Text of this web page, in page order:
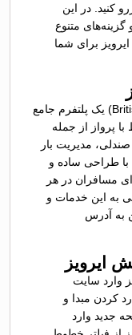
کنید. در این
متنوع
برای شما
سایت اینترنتی بریتیش ایرویز (British Airways) یک پلتفرم جامع
پرواز از جمله
مدیریت بار
با طراحی ساده و
مسافران در هر
به این خدمات و
به آدرس
ایرویز
وارد سایت
کردن مبدا و
جدید وارد